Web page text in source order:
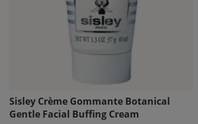
Sisley Crème Gommante Botanical
Gentle Facial Buffing Cream